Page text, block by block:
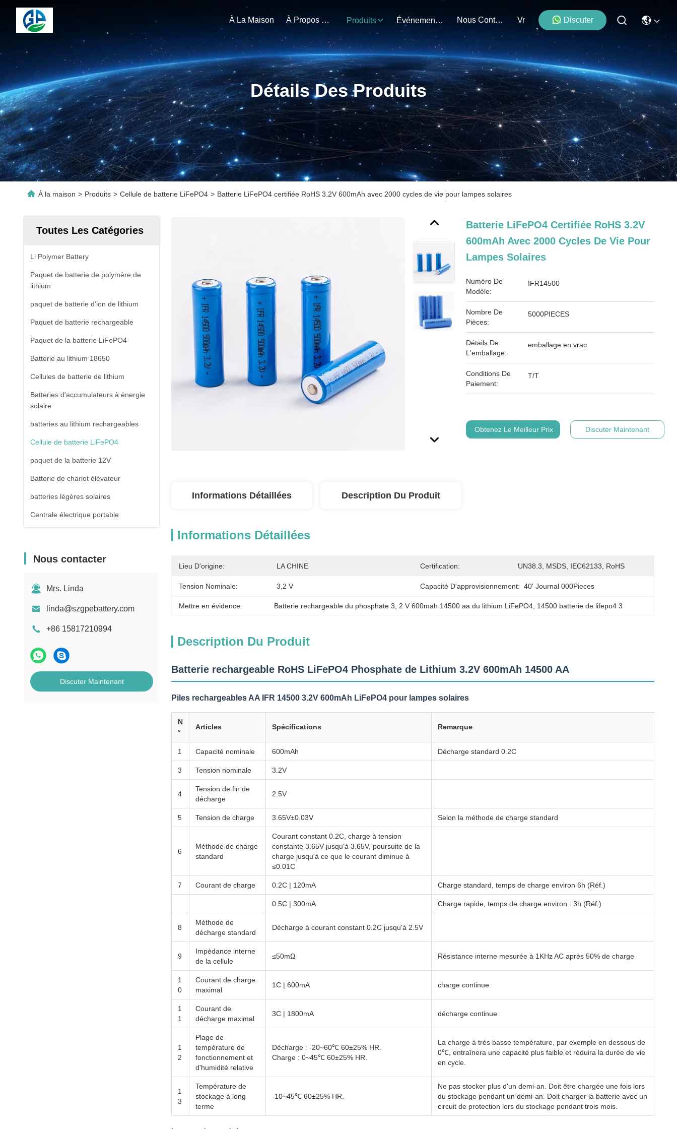
À La Maison À Propos De Nous Produits Événements Nous Contacter Vr Discuter
Détails Des Produits
À la maison > Produits > Cellule de batterie LiFePO4 > Batterie LiFePO4 certifiée RoHS 3.2V 600mAh avec 2000 cycles de vie pour lampes solaires
Toutes Les Catégories
Li Polymer Battery
Paquet de batterie de polymère de
lithium
paquet de batterie d'ion de lithium
Paquet de batterie rechargeable
Paquet de la batterie LiFePO4
Batterie au lithium 18650
Cellules de batterie de lithium
Batteries d'accumulateurs à énergie
solaire
batteries au lithium rechargeables
Cellule de batterie LiFePO4
paquet de la batterie 12V
Batterie de chariot élévateur
batteries légères solaires
Centrale électrique portable
Nous contacter
Mrs. Linda
linda@szgpebattery.com
+86 15817210994
Discuter Maintenant
Batterie LiFePO4 Certifiée RoHS 3.2V
600mAh Avec 2000 Cycles De Vie Pour
Lampes Solaires
Numéro De
Modèle:
IFR14500
Nombre De
Pièces:
5000PIECES
Détails De
L'emballage:
emballage en vrac
Conditions De
Paiement:
T/T
Obtenez Le Meilleur Prix Discuter Maintenant
Informations Détaillées Description Du Produit
Informations Détaillées
Lieu D'origine: LA CHINE Certification: UN38.3, MSDS, IEC62133, RoHS
Tension Nominale: 3,2 V Capacité D'approvisionnement: 40' Journal 000Pieces
Mettre en évidence: Batterie rechargeable du phosphate 3 2 V 600mah 14500 aa du lithium LiFePO4, 14500 batterie de lifepo4 3
Description Du Produit
Batterie rechargeable RoHS LiFePO4 Phosphate de Lithium 3.2V 600mAh 14500 AA
Piles rechargeables AA IFR 14500 3.2V 600mAh LiFePO4 pour lampes solaires
N
°
Articles Spécifications Remarque
1 Capacité nominale 600mAh Décharge standard 0.2C
3 Tension nominale 3.2V
4
Tension de fin de
décharge
2.5V
5 Tension de charge 3.65V±0.03V Selon la méthode de charge standard
6
Méthode de charge
standard
Courant constant 0.2C, charge à tension
constante 3.65V jusqu'à 3.65V, poursuite de la
charge jusqu'à ce que le courant diminue à
≤0.01C
7 Courant de charge 0.2C | 120mA Charge standard, temps de charge environ 6h (Réf.)
0.5C | 300mA Charge rapide, temps de charge environ : 3h (Réf.)
8
Méthode de
décharge standard
Décharge à courant constant 0.2C jusqu'à 2.5V
9
Impédance interne
de la cellule
≤50mΩ Résistance interne mesurée à 1KHz AC après 50% de charge
1
0
Courant de charge
maximal
1C | 600mA charge continue
1
1
Courant de
décharge maximal
3C | 1800mA décharge continue
1
2
Plage de
température de
fonctionnement et
d'humidité relative
Décharge : -20~60℃ 60±25% HR.
Charge : 0~45℃ 60±25% HR.
La charge à très basse température, par exemple en dessous de
0℃, entraînera une capacité plus faible et réduira la durée de vie
en cycle.
1
3
Température de
stockage à long
terme
-10~45℃ 60±25% HR.
Ne pas stocker plus d'un demi-an. Doit être chargée une fois lors
du stockage pendant un demi-an. Doit charger la batterie avec un
circuit de protection lors du stockage pendant trois mois.